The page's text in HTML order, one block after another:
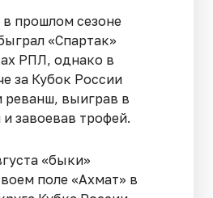
прошлом сезоне
«Спартак»
РПЛ, однако в
за Кубок России
реванш, выиграв в
завоевав трофей.
«быки»
поле «Ахмат» в